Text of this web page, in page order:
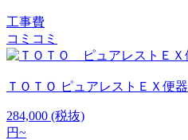
工事費
コミコミ
ＴＯＴＯ ピュアレストＥＸ便器
284,000 (税抜)
円~